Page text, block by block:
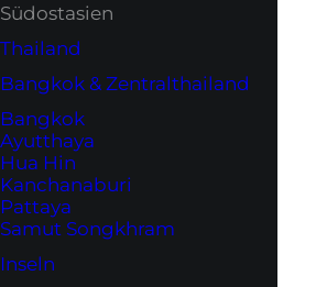
Südostasien
Thailand
Bangkok & Zentralthailand
Bangkok
Ayutthaya
Hua Hin
Kanchanaburi
Pattaya
Samut Songkhram
Inseln